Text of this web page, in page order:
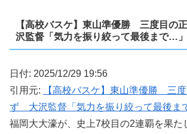
【高校バスケ】東山準優勝 三度目の
沢監督「気力を振り絞って最後まで…」
日付: 2025/12/29 19:56
引用元:
【高校バスケ】東山準優勝 三
ず 大沢監督「気力を振り絞って最後ま
福岡大大濠が、史上7校目の2連覇を果た